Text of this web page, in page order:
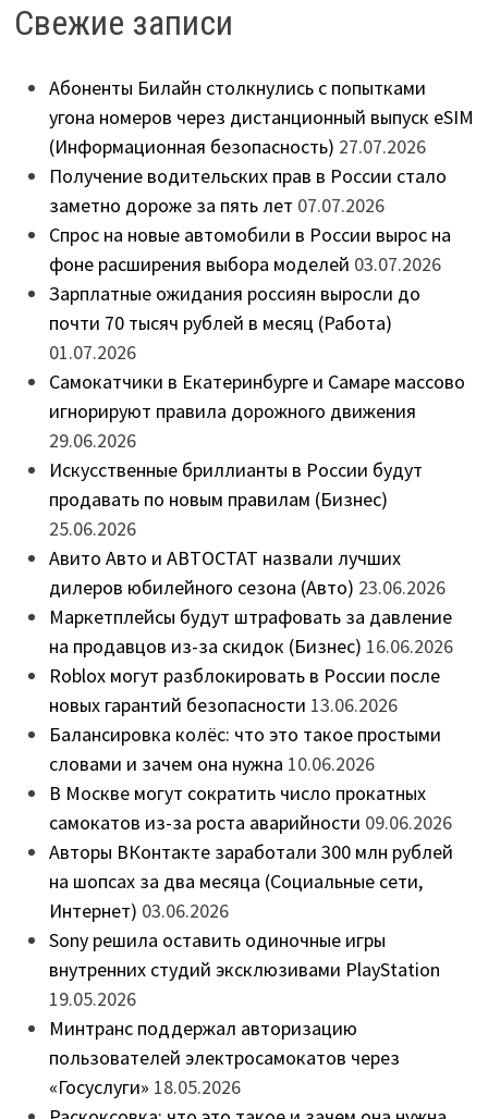
Свежие записи
Абоненты Билайн столкнулись с попытками
угона номеров через дистанционный выпуск eSIM
(Информационная безопасность) 27.07.2026
Получение водительских прав в России стало
заметно дороже за пять лет 07.07.2026
Спрос на новые автомобили в России вырос на
фоне расширения выбора моделей 03.07.2026
Зарплатные ожидания россиян выросли до
почти 70 тысяч рублей в месяц (Работа)
01.07.2026
Самокатчики в Екатеринбурге и Самаре массово
игнорируют правила дорожного движения
29.06.2026
Искусственные бриллианты в России будут
продавать по новым правилам (Бизнес)
25.06.2026
Авито Авто и АВТОСТАТ назвали лучших
дилеров юбилейного сезона (Авто) 23.06.2026
Маркетплейсы будут штрафовать за давление
на продавцов из-за скидок (Бизнес) 16.06.2026
Roblox могут разблокировать в России после
новых гарантий безопасности 13.06.2026
Балансировка колёс: что это такое простыми
словами и зачем она нужна 10.06.2026
В Москве могут сократить число прокатных
самокатов из-за роста аварийности 09.06.2026
Авторы ВКонтакте заработали 300 млн рублей
на шопсах за два месяца (Социальные сети,
Интернет) 03.06.2026
Sony решила оставить одиночные игры
внутренних студий эксклюзивами PlayStation
19.05.2026
Минтранс поддержал авторизацию
пользователей электросамокатов через
«Госуслуги» 18.05.2026